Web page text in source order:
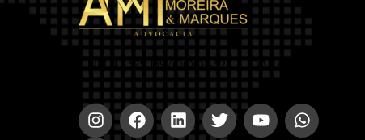
CNPJ 42.579.159/0001-52 | OAB/MT 2.469